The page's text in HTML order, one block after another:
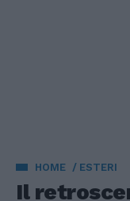
HOME ESTERI
Il